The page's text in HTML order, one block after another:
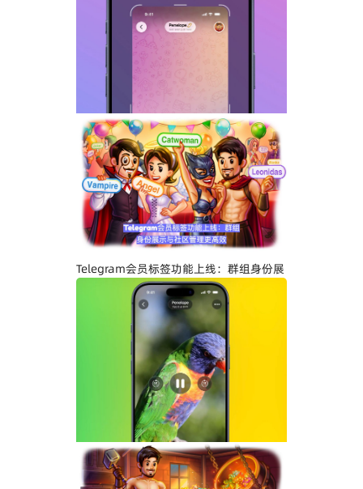
Telegram GIF标题功能上线：动态图也能
添加文字说明与表情内容
Telegram关闭私聊分享功能详解：增强聊
天隐私与内容保护
Telegram会员标签功能上线：群组身份展
示与社区管理更高效